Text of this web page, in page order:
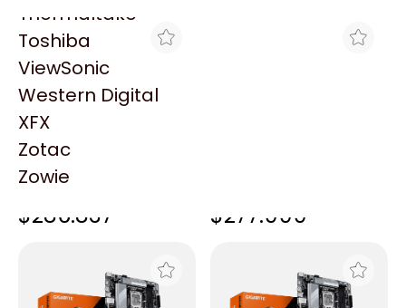
Thermaltake
Toshiba
ViewSonic
Western Digital
XFX
Zotac
Zowie
MOTHERBOARD
$286.837 $277.999